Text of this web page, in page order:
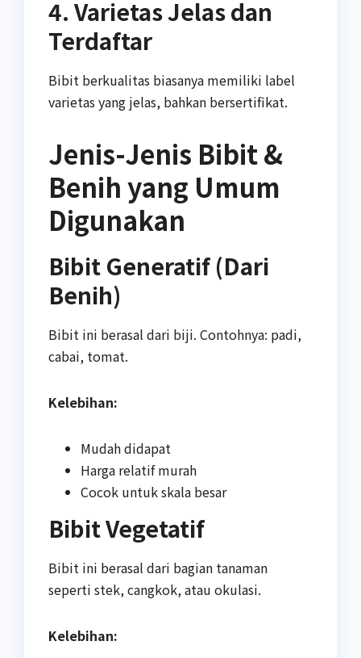
4. Varietas Jelas dan
Terdaftar
Bibit berkualitas biasanya memiliki label
varietas yang jelas, bahkan bersertifikat.
Jenis-Jenis Bibit &
Benih yang Umum
Digunakan
Bibit Generatif (Dari
Benih)
Bibit ini berasal dari biji. Contohnya: padi,
cabai, tomat.
Kelebihan:
Mudah didapat
Harga relatif murah
Cocok untuk skala besar
Bibit Vegetatif
Bibit ini berasal dari bagian tanaman
seperti stek, cangkok, atau okulasi.
Kelebihan: